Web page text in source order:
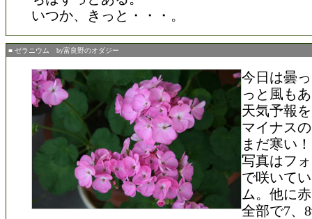
いつか、きっと・・・。
■ ゼラニウム by富良野のオダジー
今日は曇
っと風も
天気予報
マイナス
まだ寒い！
写真はフ
で咲いて
ム。他に
全部で7、